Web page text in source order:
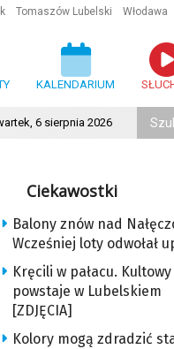
Tomaszów Lubelski Włodawa
KALENDARIUM
6 sierpnia 2026
Ciekawostki
Balony znów nad
Wcześniej loty odwołał
Kręcili w pałacu.
powstaje w Lubelskiem
[ZDJĘCIA]
Kolory mogą zdradzić